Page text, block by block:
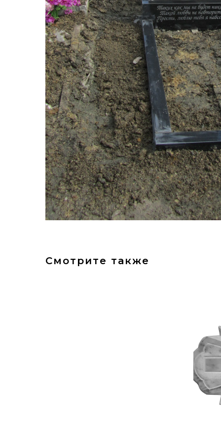
Смотрите также